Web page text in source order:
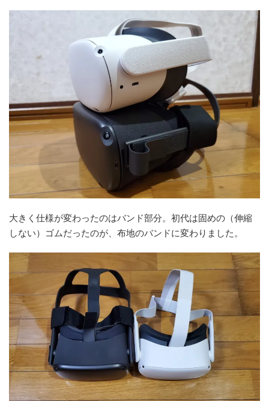
大きく仕様が変わったのはバンド部分。初代は固めの（伸縮
しない）ゴムだったのが、布地のバンドに変わりました。